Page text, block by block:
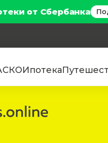
от Сбербанка
Ипотека